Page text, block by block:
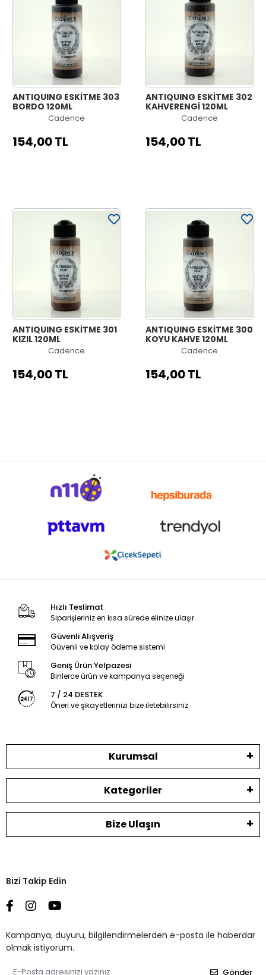
ANTIQUING ESKİTME 303
BORDO 120ML
Cadence
154,00 TL
ANTIQUING ESKİTME 302
KAHVERENGİ 120ML
Cadence
154,00 TL
ANTIQUING ESKİTME 301
KIZIL 120ML
Cadence
154,00 TL
ANTIQUING ESKİTME 300
KOYU KAHVE 120ML
Cadence
154,00 TL
Hızlı Teslimat
Siparişleriniz en kısa sürede elinize ulaşır.
Güvenli Alışveriş
Güvenli ve kolay ödeme sistemi
Geniş Ürün Yelpazesi
Binlerce ürün ve kampanya seçeneği
7 / 24 DESTEK
Öneri ve şikayetlerinizi bize iletebilirsiniz.
Kurumsal
Kategoriler
Bize Ulaşın
Bizi Takip Edin
Kampanya, duyuru, bilgilendirmelerden e-posta ile haberdar
olmak istiyorum.
Gönder